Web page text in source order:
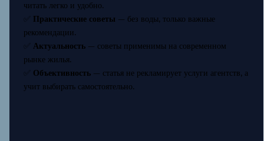
читать легко и удобно.
Практические советы — без воды, только важные
рекомендации.
Актуальность— советы применимы на современном
рынке жилья.
Объективность— статья не рекламирует услуги агентств, а
учит выбирать самостоятельно.